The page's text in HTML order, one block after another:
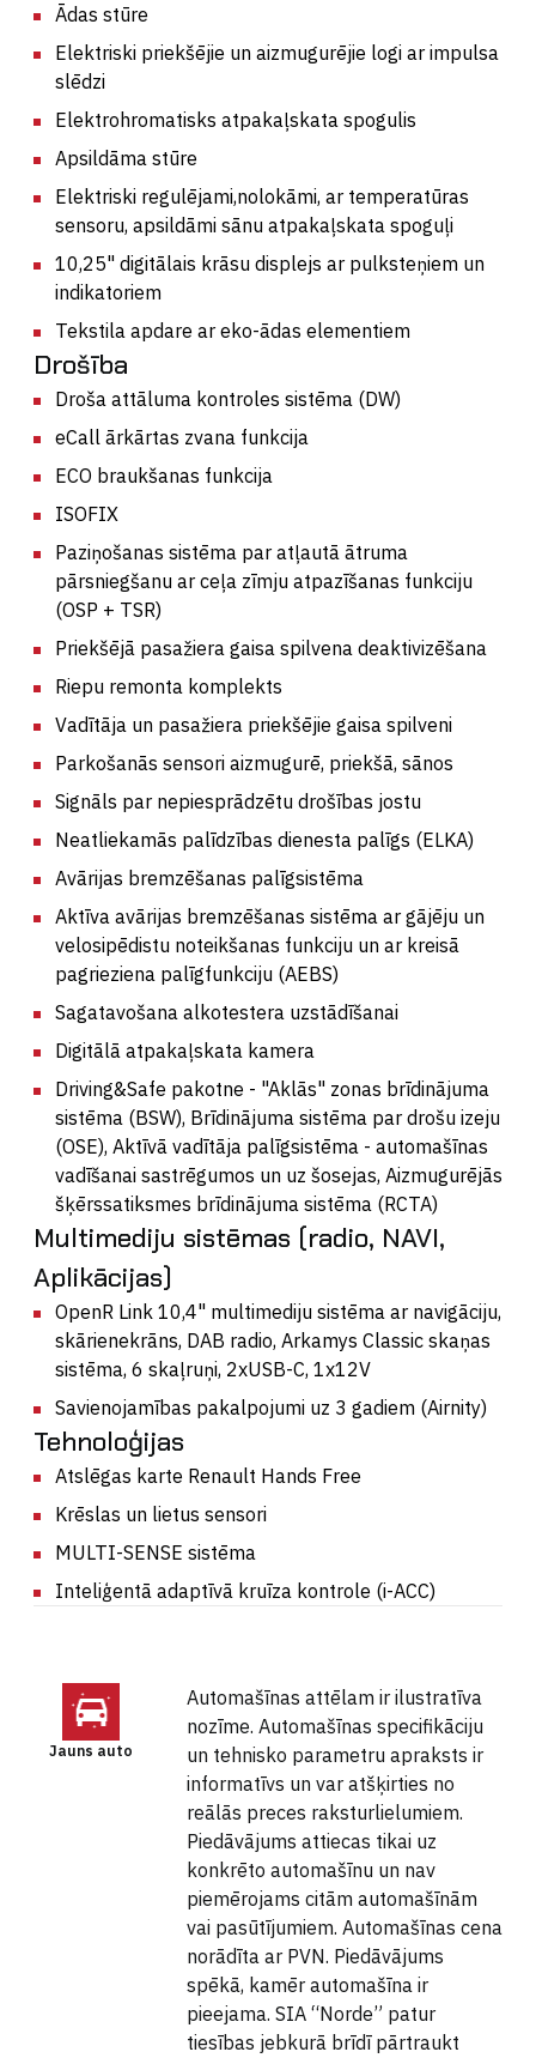
Ādas stūre
Elektriski priekšējie un aizmugurējie logi ar impulsa
slēdzi
Elektrohromatisks atpakaļskata spogulis
Apsildāma stūre
Elektriski regulējami,nolokāmi, ar temperatūras
sensoru, apsildāmi sānu atpakaļskata spoguļi
10,25" digitālais krāsu displejs ar pulksteņiem un
indikatoriem
Tekstila apdare ar eko-ādas elementiem
Drošība
Droša attāluma kontroles sistēma (DW)
eCall ārkārtas zvana funkcija
ECO braukšanas funkcija
ISOFIX
Paziņošanas sistēma par atļautā ātruma
pārsniegšanu ar ceļa zīmju atpazīšanas funkciju
(OSP + TSR)
Priekšējā pasažiera gaisa spilvena deaktivizēšana
Riepu remonta komplekts
Vadītāja un pasažiera priekšējie gaisa spilveni
Parkošanās sensori aizmugurē, priekšā, sānos
Signāls par nepiesprādzētu drošības jostu
Neatliekamās palīdzības dienesta palīgs (ELKA)
Avārijas bremzēšanas palīgsistēma
Aktīva avārijas bremzēšanas sistēma ar gājēju un
velosipēdistu noteikšanas funkciju un ar kreisā
pagrieziena palīgfunkciju (AEBS)
Sagatavošana alkotestera uzstādīšanai
Digitālā atpakaļskata kamera
Driving&Safe pakotne - "Aklās" zonas brīdinājuma
sistēma (BSW), Brīdinājuma sistēma par drošu izeju
(OSE), Aktīvā vadītāja palīgsistēma - automašīnas
vadīšanai sastrēgumos un uz šosejas, Aizmugurējās
šķērssatiksmes brīdinājuma sistēma (RCTA)
Multimediju sistēmas (radio, NAVI,
Aplikācijas)
OpenR Link 10,4" multimediju sistēma ar navigāciju,
skārienekrāns, DAB radio, Arkamys Classic skaņas
sistēma, 6 skaļruņi, 2xUSB-C, 1x12V
Savienojamības pakalpojumi uz 3 gadiem (Airnity)
Tehnoloģijas
Atslēgas karte Renault Hands Free
Krēslas un lietus sensori
MULTI-SENSE sistēma
Inteliģentā adaptīvā kruīza kontrole (i-ACC)
Jauns auto
Automašīnas attēlam ir ilustratīva
nozīme. Automašīnas specifikāciju
un tehnisko parametru apraksts ir
informatīvs un var atšķirties no
reālās preces raksturlielumiem.
Piedāvājums attiecas tikai uz
konkrēto automašīnu un nav
piemērojams citām automašīnām
vai pasūtījumiem. Automašīnas cena
norādīta ar PVN. Piedāvājums
spēkā, kamēr automašīna ir
pieejama. SIA “Norde” patur
tiesības jebkurā brīdī pārtraukt